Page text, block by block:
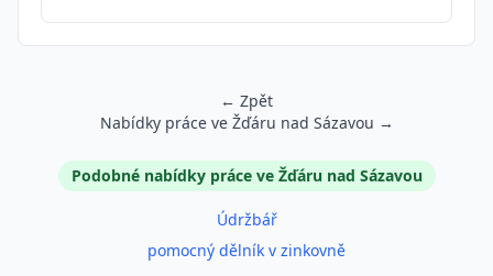
← Zpět
Nabídky práce ve Žďáru nad Sázavou →
Podobné inzeráty
Podobné nabídky práce ve Žďáru nad Sázavou
Údržbář
pomocný dělník v zinkovně